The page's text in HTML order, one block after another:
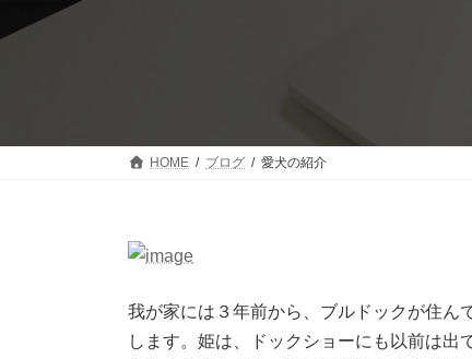
プ
動
HOME ブログ 愛犬の紹介
我が家には３年前から、ブルドックが住ん
します。姫は、ドックショーにも以前は